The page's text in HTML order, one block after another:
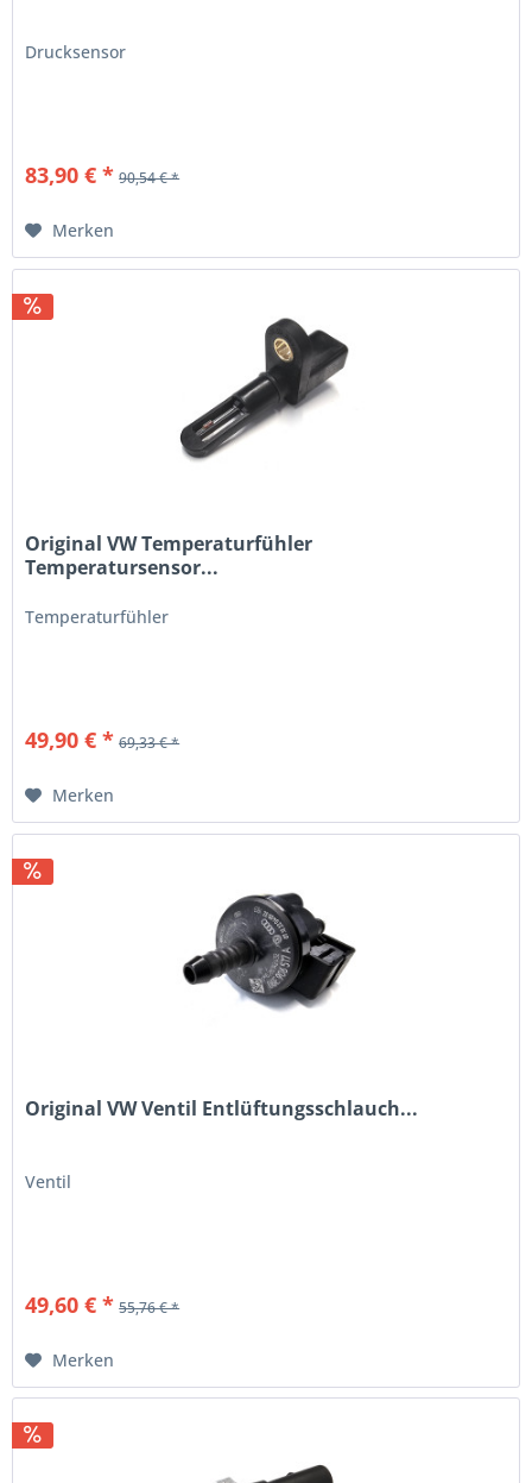
Drucksensor
83,90 € * 90,54 € *
Merken
Original VW Temperaturfühler
Temperatursensor...
Temperaturfühler
49,90 € * 69,33 € *
Merken
Original VW Ventil Entlüftungsschlauch...
Ventil
49,60 € * 55,76 € *
Merken